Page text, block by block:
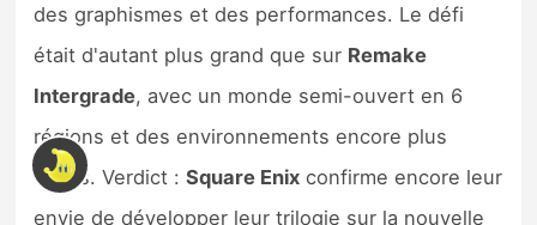
des graphismes et des performances. Le défi
était d'autant plus grand que sur Remake
Intergrade, avec un monde semi-ouvert en 6
régions et des environnements encore plus
variés. Verdict :Square Enix confirme encore leur
envie de développer leur trilogie sur la nouvelle